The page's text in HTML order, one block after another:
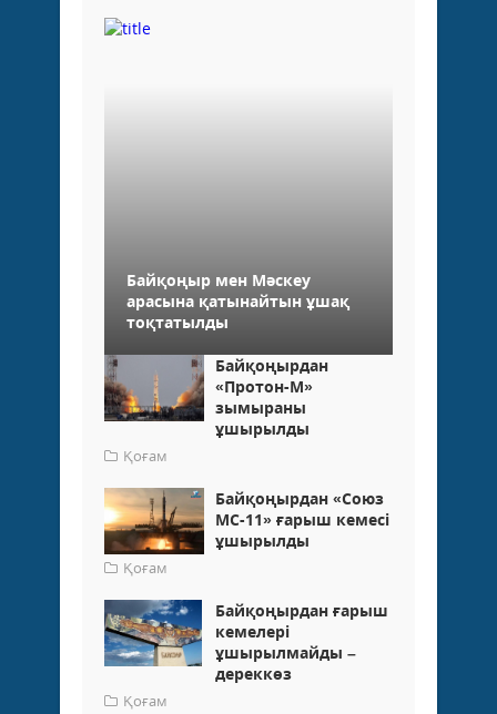
Байқоңыр мен Мәскеу
арасына қатынайтын ұшақ
тоқтатылды
Байқоңырдан
«Протон-М»
зымыраны
ұшырылды
Қоғам
Байқоңырдан «Союз
МС-11» ғарыш кемесі
ұшырылды
Қоғам
Байқоңырдан ғарыш
кемелері
ұшырылмайды –
дереккөз
Қоғам